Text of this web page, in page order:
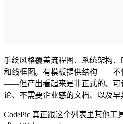
手绘风格覆盖流程图、系统架构、
和线框图。有模板提供结构——不
——但产出看起来是非正式的、可
论、不需要企业感的文档、以及早
CodePic 真正跟这个列表里其他工